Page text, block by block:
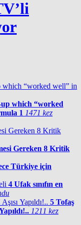
which “worked
1 1471 kez
Gereken 8 Kritik
Türkiye için
4 Ufak sınıfın en
5 Tofaş
1211 kez